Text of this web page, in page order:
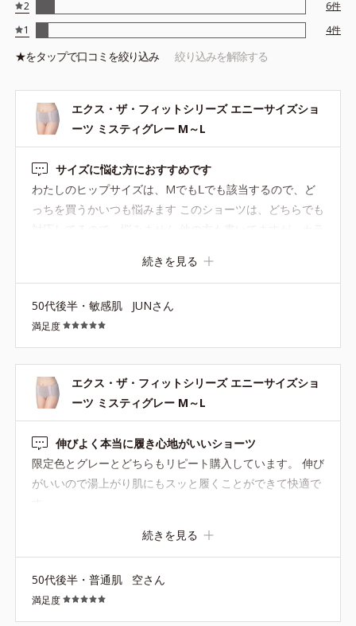
2 6件
1
4件
★をタップで口コミを絞り込み 絞り込みを解除する
エクス・ザ・フィットシリーズ エニーサイズショ
ーツ ミスティグレー M～L
サイズに悩む方におすすめです
わたしのヒップサイズは、Mでもᒪでも該当するので、ど
っちを買うかいつも悩みます このショーツは、どちらでも
対応してるので、悩みません 他の方も書いてますが、カラ
続きを見る
50代後半・敏感肌 JUNさん
満足度
エクス・ザ・フィットシリーズ エニーサイズショ
ーツ ミスティグレー M～L
伸びよく本当に履き心地がいいショーツ
限定色とグレーとどちらもリピート購入しています。 伸び
がいいので湯上がり肌にもスッと履くことができて快適で
続きを見る
50代後半・普通肌 空さん
満足度